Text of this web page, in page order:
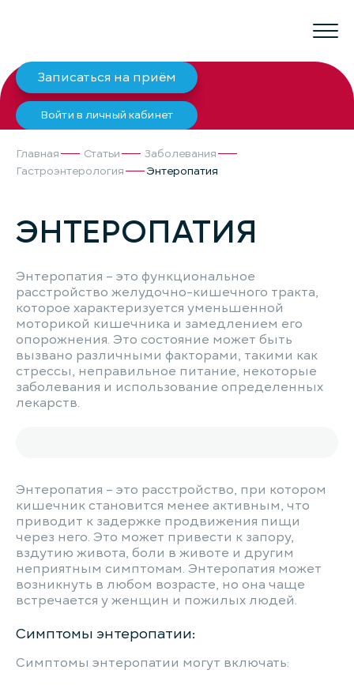
Записаться на приём
Войти в личный кабинет
Главная Статьи
Заболевания
Гастроэнтерология
Энтеропатия
ЭНТЕРОПАТИЯ
Энтеропатия – это функциональное
расстройство желудочно-кишечного тракта,
которое характеризуется уменьшенной
моторикой кишечника и замедлением его
опорожнения. Это состояние может быть
вызвано различными факторами, такими как
стрессы, неправильное питание, некоторые
заболевания и использование определенных
лекарств.
Энтеропатия – это расстройство, при котором
кишечник становится менее активным, что
приводит к задержке продвижения пищи
через него. Это может привести к запору,
вздутию живота, боли в животе и другим
неприятным симптомам. Энтеропатия может
возникнуть в любом возрасте, но она чаще
встречается у женщин и пожилых людей.
Симптомы энтеропатии:
Симптомы энтеропатии могут включать: